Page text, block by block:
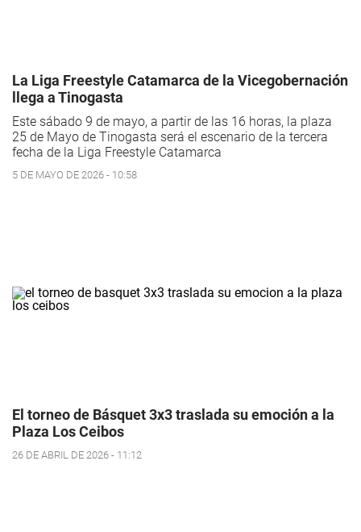
La Liga Freestyle Catamarca de la Vicegobernación
llega a Tinogasta
Este sábado 9 de mayo, a partir de las 16 horas, la plaza
25 de Mayo de Tinogasta será el escenario de la tercera
fecha de la Liga Freestyle Catamarca
5 DE MAYO DE 2026 - 10:58
El torneo de Básquet 3x3 traslada su emoción a la
Plaza Los Ceibos
26 DE ABRIL DE 2026 - 11:12